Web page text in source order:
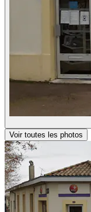
Voir toutes les photos